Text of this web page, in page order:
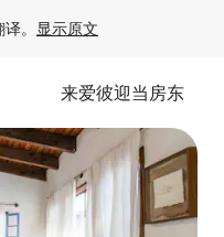
。 显示原文
来爱彼迎当房东